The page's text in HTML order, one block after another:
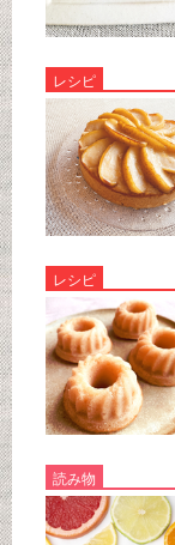
レシピ
レシピ
読み物